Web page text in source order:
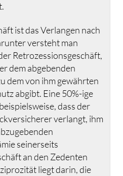
ist das Verlangen nach
versteht man
Retrozessionsgeschäft,
dem abgebenden
dem von ihm gewährten
abgibt. Eine 50%-ige
dass der
verlangt, ihm
seinerseits
an den Zedenten
liegt darin, die